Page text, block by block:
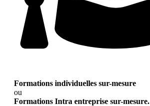
Formations individuelles sur-mesure
ou
Formations Intra entreprise sur-mesure.